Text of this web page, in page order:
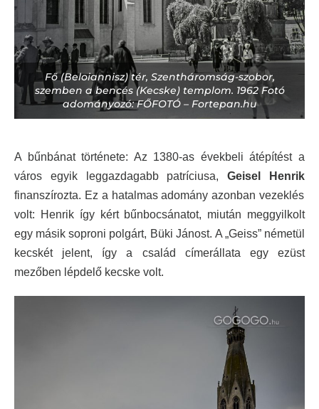
Fő (Beloiannisz) tér, Szentháromság-szobor,
szemben a bencés (Kecske) templom. 1962 Fotó
adományozó: FŐFOTÓ – Fortepan.hu
A bűnbánat története: Az 1380-as évekbeli átépítést a
város egyik leggazdagabb patríciusa,Geisel Henrik
finanszírozta. Ez a hatalmas adomány azonban vezeklés
volt: Henrik így kért bűnbocsánatot, miután meggyilkolt
egy másik soproni polgárt, Büki Jánost. A „Geiss” németül
kecskét jelent, így a család címerállata egy ezüst
mezőben lépdelő kecske volt.